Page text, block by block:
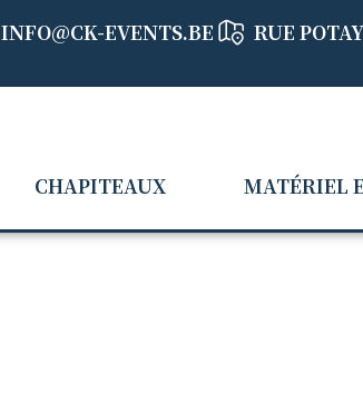
INFO@CK-EVENTS.BE RUE
CHAPITEAUX MATÉRIEL